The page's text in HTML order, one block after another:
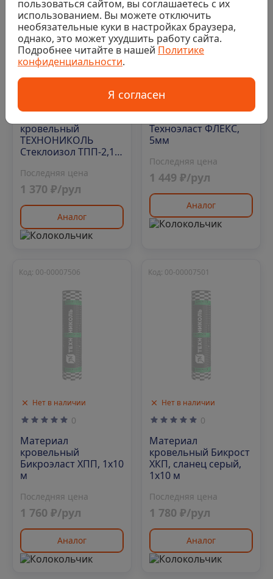
Нет в наличии
кровельный
ТЕХНОНИКОЛЬ
Стеклоизол ТПП-2,1,
Последняя цена
1 370 ₽/рул
Аналог
Нет в наличии
Техноэласт ФЛЕКС,
5мм
Последняя цена
1 449 ₽/рул
Аналог
Нет в наличии
Код: 00-00007506
0
Материал
кровельный
Бикроэласт ХПП, 1х10
м
Последняя цена
1 760 ₽/рул
Аналог
Нет в наличии
Код: 00-00007501
0
Материал
кровельный Бикрост
ХКП, сланец серый,
1х10 м
Последняя цена
1 780 ₽/рул
Аналог
пользоваться сайтом, вы соглашаетесь с их
использованием. Вы можете отключить
необязательные куки в настройках браузера,
однако, это может ухудшить работу сайта.
Подробнее читайте в нашей Политике
конфиденциальности.
Я согласен